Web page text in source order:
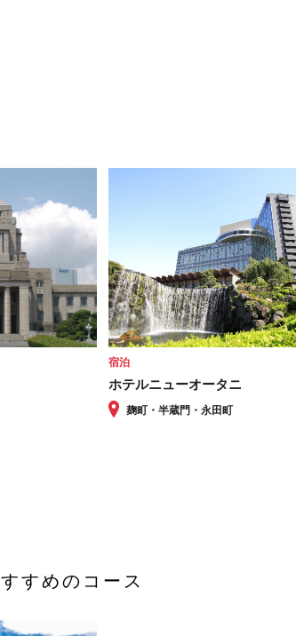
宿泊
ホテルニューオータニ
麹町・半蔵門・永田町
すめのコース